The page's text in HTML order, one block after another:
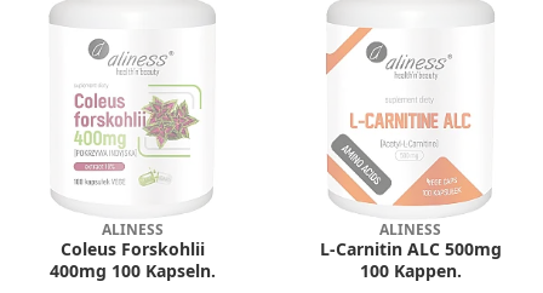
ALINESS
Coleus Forskohlii
400mg 100 Kapseln.
ALINESS
L-Carnitin ALC 500mg
100 Kappen.